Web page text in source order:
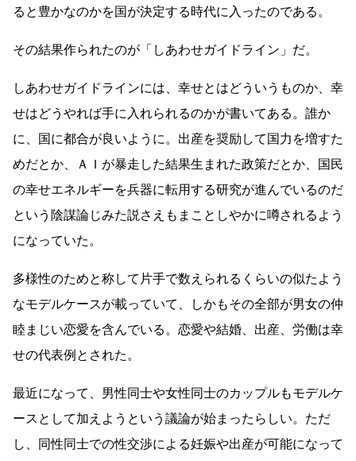
ると豊かなのかを国が決定する時代に入ったのである。
その結果作られたのが「しあわせガイドライン」だ。
しあわせガイドラインには、幸せとはどういうものか、幸
せはどうやれば手に入れられるのかが書いてある。誰か
に、国に都合が良いように。出産を奨励して国力を増すた
めだとか、ＡＩが暴走した結果生まれた政策だとか、国民
の幸せエネルギーを兵器に転用する研究が進んでいるのだ
という陰謀論じみた説さえもまことしやかに噂されるよう
になっていた。
多様性のためと称して片手で数えられるくらいの似たよう
なモデルケースが載っていて、しかもその全部が男女の仲
睦まじい恋愛を含んでいる。恋愛や結婚、出産、労働は幸
せの代表例とされた。
最近になって、男性同士や女性同士のカップルもモデルケ
ースとして加えようという議論が始まったらしい。ただ
し、同性同士での性交渉による妊娠や出産が可能になって